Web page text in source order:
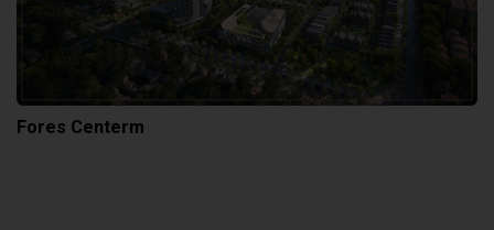
Fores Centerm